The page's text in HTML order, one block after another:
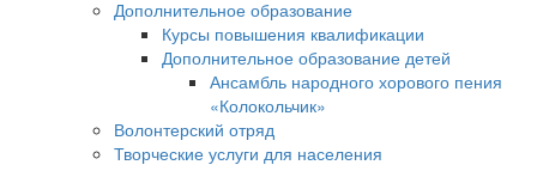
Дополнительное образование
Курсы повышения квалификации
Дополнительное образование детей
Ансамбль народного хорового пения
«Колокольчик»
Волонтерский отряд
Творческие услуги для населения